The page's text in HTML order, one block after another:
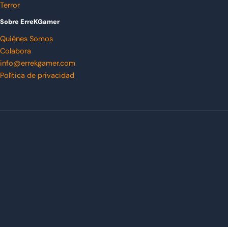
Terror
Sobre ErreKGamer
Quiénes Somos
Colabora
info@errekgamer.com
Política de privacidad